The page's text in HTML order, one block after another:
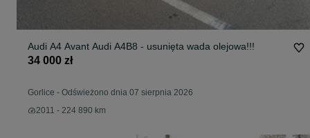
Audi A4 Avant Audi A4B8 - usunięta wada olejowa!!!
34 000 zł
Gorlice - Odświeżono dnia 07 sierpnia 2026
2011 - 224 890 km